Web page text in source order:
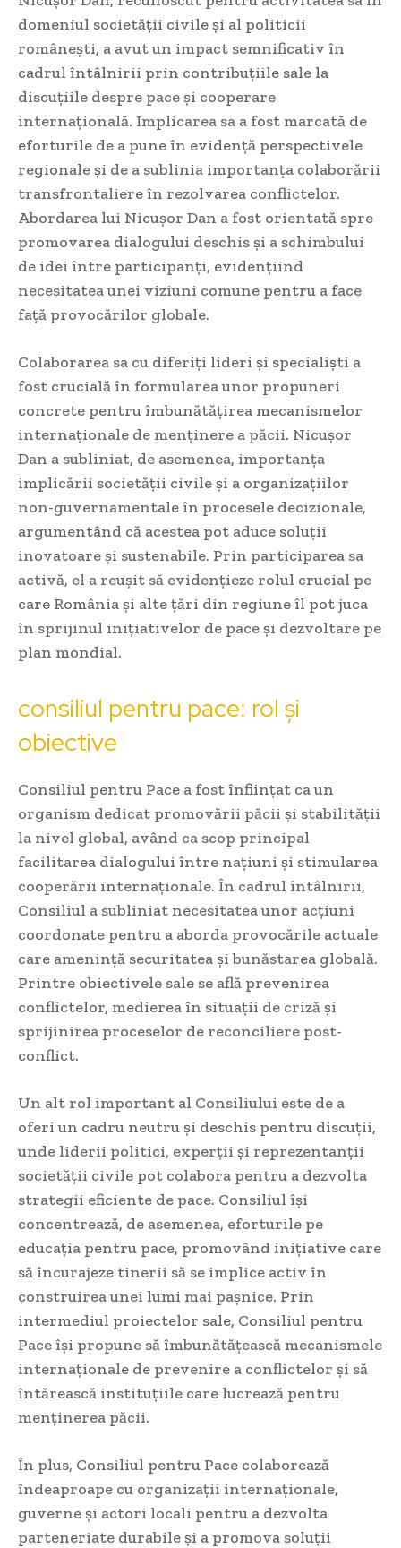
domeniul societății civile și al politicii
românești, a avut un impact semnificativ în
cadrul întâlnirii prin contribuțiile sale la
discuțiile despre pace și cooperare
internațională. Implicarea sa a fost marcată de
eforturile de a pune în evidență perspectivele
regionale și de a sublinia importanța colaborării
transfrontaliere în rezolvarea conflictelor.
Abordarea lui Nicușor Dan a fost orientată spre
promovarea dialogului deschis și a schimbului
de idei între participanți, evidențiind
necesitatea unei viziuni comune pentru a face
față provocărilor globale.
Colaborarea sa cu diferiți lideri și specialiști a
fost crucială în formularea unor propuneri
concrete pentru îmbunătățirea mecanismelor
internaționale de menținere a păcii. Nicușor
Dan a subliniat, de asemenea, importanța
implicării societății civile și a organizațiilor
non-guvernamentale în procesele decizionale,
argumentând că acestea pot aduce soluții
inovatoare și sustenabile. Prin participarea sa
activă, el a reușit să evidențieze rolul crucial pe
care România și alte țări din regiune îl pot juca
în sprijinul inițiativelor de pace și dezvoltare pe
plan mondial.
consiliul pentru pace: rol și
obiective
Consiliul pentru Pace a fost înființat ca un
organism dedicat promovării păcii și stabilității
la nivel global, având ca scop principal
facilitarea dialogului între națiuni și stimularea
cooperării internaționale. În cadrul întâlnirii,
Consiliul a subliniat necesitatea unor acțiuni
coordonate pentru a aborda provocările actuale
care amenință securitatea și bunăstarea globală.
Printre obiectivele sale se află prevenirea
conflictelor, medierea în situații de criză și
sprijinirea proceselor de reconciliere post-
conflict.
Un alt rol important al Consiliului este de a
oferi un cadru neutru și deschis pentru discuții,
unde liderii politici, experții și reprezentanții
societății civile pot colabora pentru a dezvolta
strategii eficiente de pace. Consiliul își
concentrează, de asemenea, eforturile pe
educația pentru pace, promovând inițiative care
să încurajeze tinerii să se implice activ în
construirea unei lumi mai pașnice. Prin
intermediul proiectelor sale, Consiliul pentru
Pace își propune să îmbunătățească mecanismele
internaționale de prevenire a conflictelor și să
întărească instituțiile care lucrează pentru
menținerea păcii.
În plus, Consiliul pentru Pace colaborează
îndeaproape cu organizații internaționale,
guverne și actori locali pentru a dezvolta
parteneriate durabile și a promova soluții